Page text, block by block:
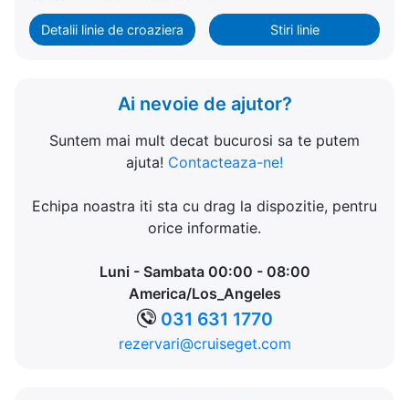
Detalii linie de croaziera Stiri linie
Ai nevoie de ajutor?
Suntem mai mult decat bucurosi sa te putem
ajuta! Contacteaza-ne!
Echipa noastra iti sta cu drag la dispozitie, pentru
orice informatie.
Luni - Sambata 00:00 - 08:00
America/Los_Angeles
031 631 1770
rezervari@cruiseget.com